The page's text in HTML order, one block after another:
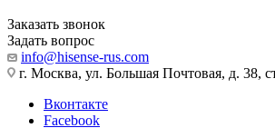
Заказать звонок
Задать вопрос
info@hisense-rus.com
г. Москва, ул. Большая Почтовая, д. 38,
Вконтакте
Facebook